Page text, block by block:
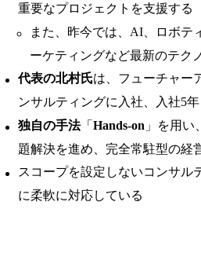
重要なプロジェクトを支援する
また、昨今では、AI、ロボテ
ーケティングなど最新のテク
代表の北村氏は、フューチャー
ンサルティングに入社、入社5
独自の手法「 Hands-on 」を用
題解決を進め、完全常駐型の経
スコープを設定しないコンサル
に柔軟に対応している